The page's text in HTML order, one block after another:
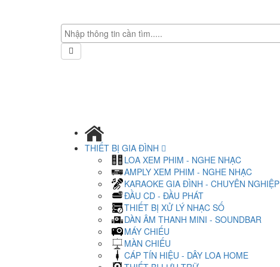
THIẾT BỊ GIA ĐÌNH
LOA XEM PHIM - NGHE NHẠC
AMPLY XEM PHIM - NGHE NHẠC
KARAOKE GIA ĐÌNH - CHUYÊN NGHIỆP
ĐẦU CD - ĐẦU PHÁT
THIẾT BỊ XỬ LÝ NHẠC SỐ
DÀN ÂM THANH MINI - SOUNDBAR
MÁY CHIẾU
MÀN CHIẾU
CÁP TÍN HIỆU - DÂY LOA HOME